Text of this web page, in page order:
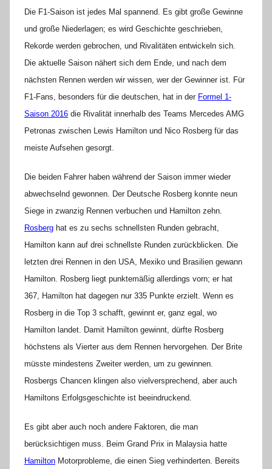
Die F1-Saison ist jedes Mal spannend. Es gibt große Gewinne
und große Niederlagen; es wird Geschichte geschrieben,
Rekorde werden gebrochen, und Rivalitäten entwickeln sich.
Die aktuelle Saison nähert sich dem Ende, und nach dem
nächsten Rennen werden wir wissen, wer der Gewinner ist. Für
F1-Fans, besonders für die deutschen, hat in der Formel 1-
Saison 2016 die Rivalität innerhalb des Teams Mercedes AMG
Petronas zwischen Lewis Hamilton und Nico Rosberg für das
meiste Aufsehen gesorgt.
Die beiden Fahrer haben während der Saison immer wieder
abwechselnd gewonnen. Der Deutsche Rosberg konnte neun
Siege in zwanzig Rennen verbuchen und Hamilton zehn.
Rosberg hat es zu sechs schnellsten Runden gebracht,
Hamilton kann auf drei schnellste Runden zurückblicken. Die
letzten drei Rennen in den USA, Mexiko und Brasilien gewann
Hamilton. Rosberg liegt punktemäßig allerdings vorn; er hat
367, Hamilton hat dagegen nur 335 Punkte erzielt. Wenn es
Rosberg in die Top 3 schafft, gewinnt er, ganz egal, wo
Hamilton landet. Damit Hamilton gewinnt, dürfte Rosberg
höchstens als Vierter aus dem Rennen hervorgehen. Der Brite
müsste mindestens Zweiter werden, um zu gewinnen.
Rosbergs Chancen klingen also vielversprechend, aber auch
Hamiltons Erfolgsgeschichte ist beeindruckend.
Es gibt aber auch noch andere Faktoren, die man
berücksichtigen muss. Beim Grand Prix in Malaysia hatte
Hamilton Motorprobleme, die einen Sieg verhinderten. Bereits